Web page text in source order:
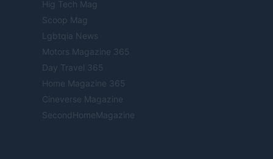
Hig Tech Mag
Scoop Mag
Lgbtqia News
Motors Magazine 365
Day Travel 365
Home Magazine 365
Cineverse Magazine
SecondHomeMagazine